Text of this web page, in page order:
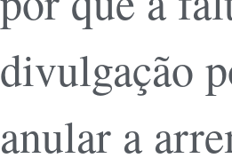
divulgação
anular a